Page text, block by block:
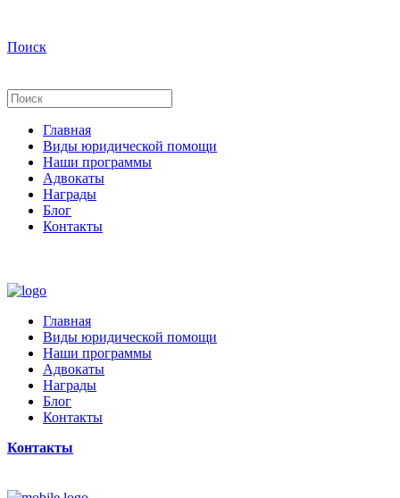
Поиск
Главная
Виды юридической помощи
Наши программы
Адвокаты
Награды
Блог
Контакты
Главная
Виды юридической помощи
Наши программы
Адвокаты
Награды
Блог
Контакты
Контакты